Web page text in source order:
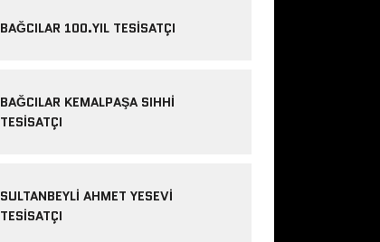
BAĞCILAR 100.YIL TESISATÇI
BAĞCILAR KEMALPAŞA SIHHI
TESISATÇI
SULTANBEYLI AHMET YESEVI
TESISATÇI